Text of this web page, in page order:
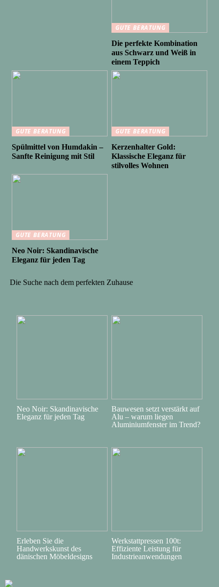
GUTE BERATUNG
Die perfekte Kombination
aus Schwarz und Weiß in
einem Teppich
GUTE BERATUNG
Spülmittel von Humdakin –
Sanfte Reinigung mit Stil
GUTE BERATUNG
Kerzenhalter Gold:
Klassische Eleganz für
stilvolles Wohnen
GUTE BERATUNG
Neo Noir: Skandinavische
Eleganz für jeden Tag
Die Suche nach dem perfekten Zuhause
Neo Noir: Skandinavische
Eleganz für jeden Tag
Bauwesen setzt verstärkt auf
Alu – warum liegen
Aluminiumfenster im Trend?
Erleben Sie die
Handwerkskunst des
dänischen Möbeldesigns
Werkstattpressen 100t:
Effiziente Leistung für
Industrieanwendungen